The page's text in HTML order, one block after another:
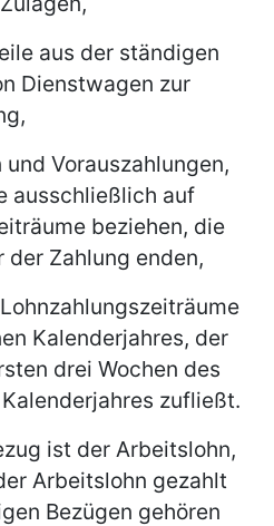
aus der ständigen
Dienstwagen zur
Vorauszahlungen,
ausschließlich auf
beziehen, die
der Zahlung enden,
Kalenderjahres, der
drei Wochen des
zufließt.
ist der Arbeitslohn,
Arbeitslohn gezahlt
Bezügen gehören